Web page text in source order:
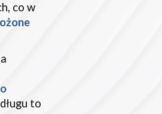
co w
to